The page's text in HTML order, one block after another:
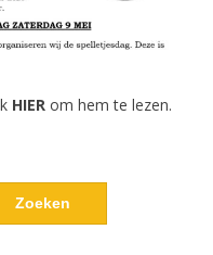
HIER om hem te lezen.